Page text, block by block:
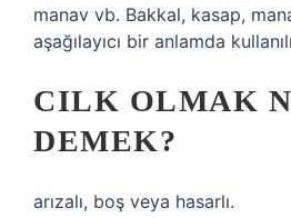
manav vb. Bakkal, kasap,
aşağılayıcı bir anlamda
CILK OLMAK
DEMEK?
arızalı, boş veya hasarlı.